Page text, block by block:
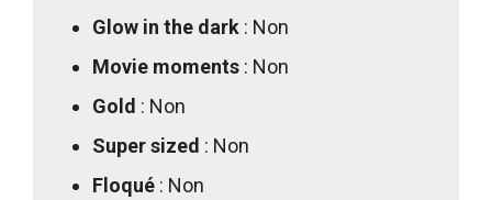
Glow in the dark : Non
Movie moments : Non
Gold : Non
Super sized : Non
Floqué : Non